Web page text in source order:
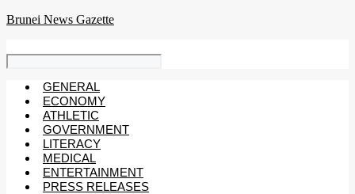
Skip
Brunei News Gazette
GENERAL
ECONOMY
ATHLETIC
GOVERNMENT
LITERACY
MEDICAL
ENTERTAINMENT
PRESS RELEASES